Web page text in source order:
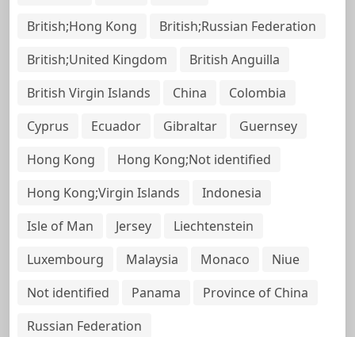
British;Hong Kong
British;Russian Federation
British;United Kingdom
British Anguilla
British Virgin Islands
China
Colombia
Cyprus
Ecuador Gibraltar
Guernsey
Hong Kong
Hong Kong;Not identified
Hong Kong;Virgin Islands
Indonesia
Isle of Man
Jersey
Liechtenstein
Luxembourg
Malaysia Monaco
Niue
Not identified
Panama
Province of China
Russian Federation